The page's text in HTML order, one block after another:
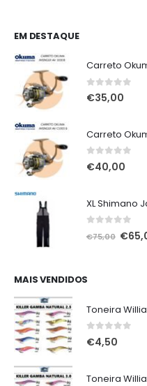
EM DESTAQUE
Carreto
0out of 5
€35,00
Carreto
0out of 5
€40,00
out of 5
€75,00 O
€
MAIS VENDIDOS
Toneira
0out of 5
€4,50
Toneira